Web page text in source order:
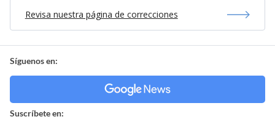
Revisa nuestra página de correcciones
Síguenos en:
Suscríbete en: